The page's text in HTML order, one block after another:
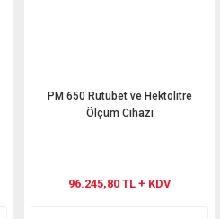
PM 650 Rutubet ve Hektolitre
Ölçüm Cihazı
96.245,80 TL + KDV